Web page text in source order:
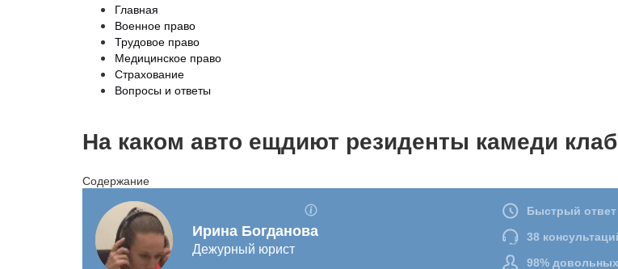
Главная
Военное право
Трудовое право
Медицинское право
Страхование
Вопросы и ответы
На каком авто ещдиют резиденты камеди клаб
Содержание